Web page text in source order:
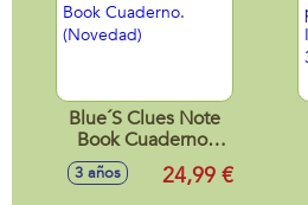
Blue´S Clues Note
Book Cuaderno.
(Novedad)
3 años 24,99 €